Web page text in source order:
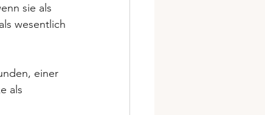
sie als
wesentlich
einer
als